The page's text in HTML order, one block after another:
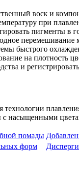
воск и
при
пигменты в
быстрого
на плотность
и
технологии
с насыщенными
помады
форм